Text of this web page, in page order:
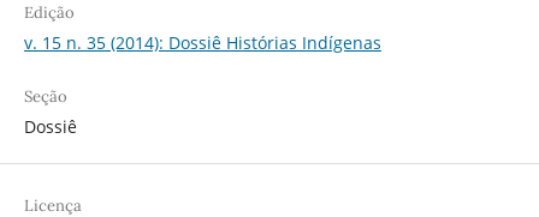
Edição
v. 15 n. 35 (2014): Dossiê Histórias Indígenas
Seção
Dossiê
Licença